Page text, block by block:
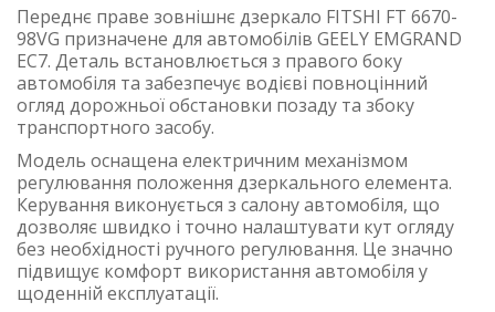
Переднє праве зовнішнє дзеркало FITSHI FT 6670-
98VG призначене для автомобілів GEELY EMGRAND
EC7. Деталь встановлюється з правого боку
автомобіля та забезпечує водієві повноцінний
огляд дорожньої обстановки позаду та збоку
транспортного засобу.
Модель оснащена електричним механізмом
регулювання положення дзеркального елемента.
Керування виконується з салону автомобіля, що
дозволяє швидко і точно налаштувати кут огляду
без необхідності ручного регулювання. Це значно
підвищує комфорт використання автомобіля у
щоденній експлуатації.